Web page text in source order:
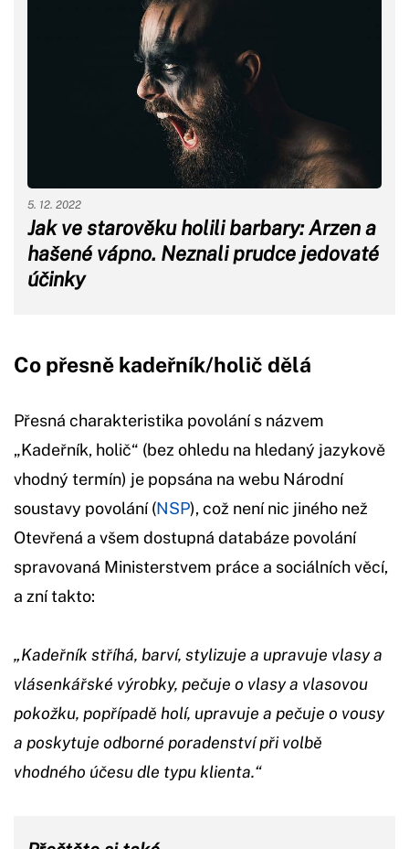
Jak ve starověku holili barbary: Arzen a
hašené vápno. Neznali prudce jedovaté
účinky
5. 12. 2022
Co přesně kadeřník/holič dělá
Přesná charakteristika povolání s názvem
„Kadeřník, holič“ (bez ohledu na hledaný jazykově
vhodný termín) je popsána na webu Národní
soustavy povolání (NSP), což není nic jiného než
Otevřená a všem dostupná databáze povolání
spravovaná Ministerstvem práce a sociálních věcí,
a zní takto:
„Kadeřník stříhá, barví, stylizuje a upravuje vlasy a
vlásenkářské výrobky, pečuje o vlasy a vlasovou
pokožku, popřípadě holí, upravuje a pečuje o vousy
a poskytuje odborné poradenství při volbě
vhodného účesu dle typu klienta.“